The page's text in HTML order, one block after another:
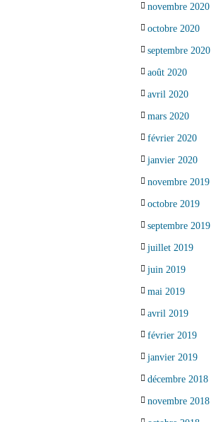
novembre 2020
octobre 2020
septembre 2020
août 2020
avril 2020
mars 2020
février 2020
janvier 2020
novembre 2019
octobre 2019
septembre 2019
juillet 2019
juin 2019
mai 2019
avril 2019
février 2019
janvier 2019
décembre 2018
novembre 2018